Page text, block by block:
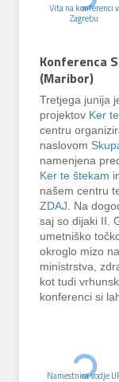
Vita na konferenci v
Zagrebu
Konferenca
(Maribor)
Tretjega junija
projektov Ker
centru
naslovom
namenjena
Ker te štekam
našem centru
ZDAJ . Na
saj so dijaki II.
umetniško
okroglo mizo
ministrstva,
kot tudi
konferenci si
Namestnica vodje